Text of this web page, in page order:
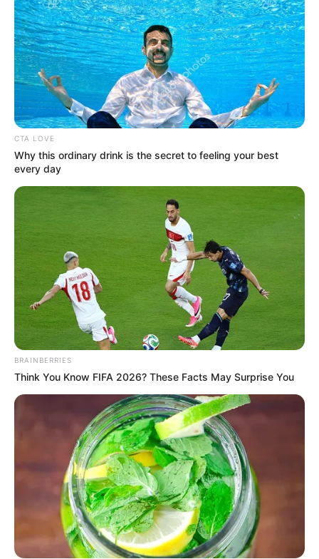
CTA LOVE
Why this ordinary drink is the secret to feeling your best
every day
BRAINBERRIES
Think You Know FIFA 2026? These Facts May Surprise You